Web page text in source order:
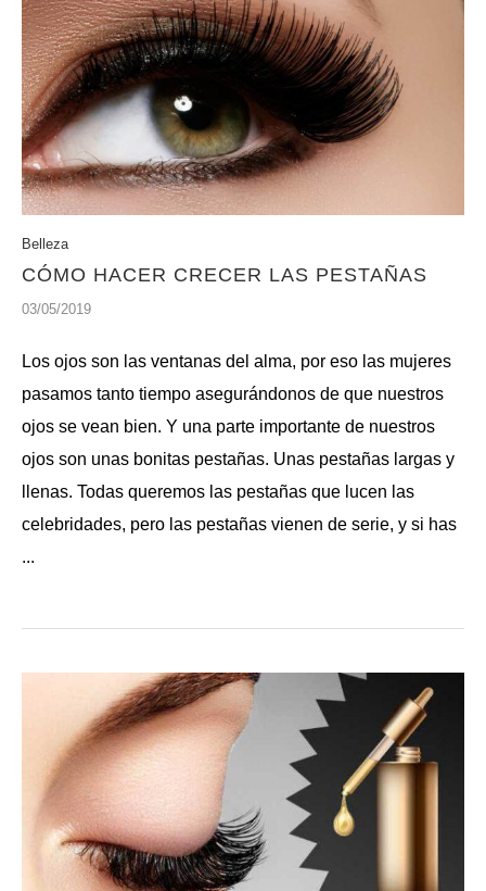
Belleza
CÓMO HACER CRECER LAS PESTAÑAS
03/05/2019
Los ojos son las ventanas del alma, por eso las mujeres
pasamos tanto tiempo asegurándonos de que nuestros
ojos se vean bien. Y una parte importante de nuestros
ojos son unas bonitas pestañas. Unas pestañas largas y
llenas. Todas queremos las pestañas que lucen las
celebridades, pero las pestañas vienen de serie, y si has
...